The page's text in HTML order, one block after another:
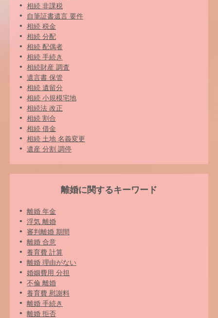
相続 非課税
自筆証書遺言 要件
相続 税金
相続 分配
相続 配偶者
相続 手続き
相続財産 調査
遺言書 保管
相続 遺留分
相続 小規模宅地
相続法 改正
相続 割合
相続 借金
相続 土地 名義変更
遺産 分割 調停
離婚に関するキーワード
離婚 年金
浮気 離婚
審判離婚 期間
離婚 合意
養育費 計算
離婚 理由がない
婚姻費用 分担
不倫 離婚
養育費 慰謝料
離婚 手続き
離婚 拒否